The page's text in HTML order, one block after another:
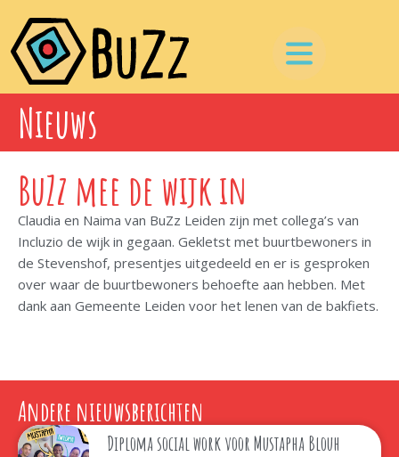
Nieuws
BuZz mee de wijk in
Claudia en Naima van BuZz Leiden zijn met collega’s van
Incluzio de wijk in gegaan. Gekletst met buurtbewoners in
de Stevenshof, presentjes uitgedeeld en er is gesproken
over waar de buurtbewoners behoefte aan hebben. Met
dank aan Gemeente Leiden voor het lenen van de bakfiets.
Andere nieuwsberichten
Diploma social work voor Mustapha Blouh